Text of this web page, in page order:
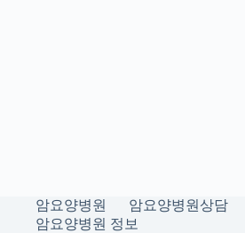
암요양병원
암요양병원상담
암요양병원 정보